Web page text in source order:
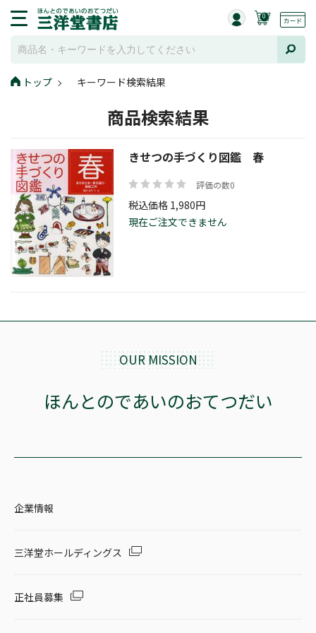
0
トップ キーワード検索結果
商品検索結果
きせつの手づくり図鑑 春
評価の数0
税込価格 1,980円
現在ご注文できません
OUR MISSION
ほんとのであいのおてつだい
企業情報
三洋堂ホールディングス
正社員募集